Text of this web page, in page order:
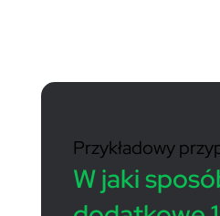
Przykładowy
W jaki